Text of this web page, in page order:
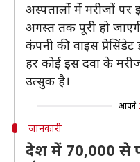
अस्पतालों में मरीजों पर
अगस्त तक पूरी हो
कंपनी की वाइस
हर कोई इस दवा के
उत्सुक है।
आपने
जानकारी
देश में 70,000 से